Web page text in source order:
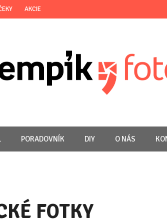
AKCIE
PORADOVNÍK DIY O NÁS
FOTKY